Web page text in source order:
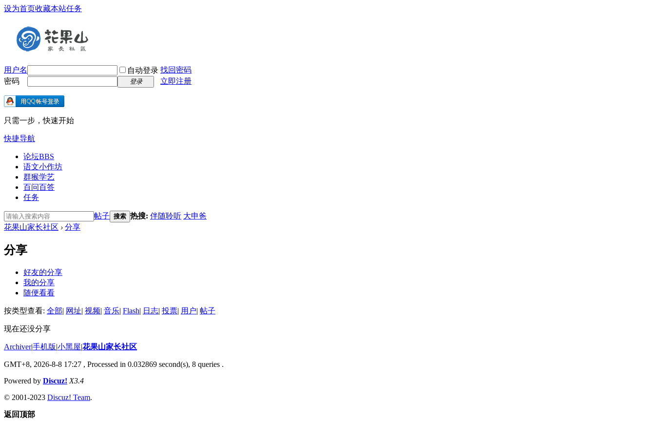
设为首页收藏本站任务
用户名 自动登录 找回密码
密码
登录 立即注册
只需一步，快速开始
快捷导航
论坛BBS
语文小作坊
群猴学艺
百问百答
任务
帖子 搜索 热搜: 伴随聆听 大申爸
花果山家长社区 › 分享
分享
好友的分享
我的分享
随便看看
按类型查看: 全部| 网址| 视频| 音乐| Flash| 日志| 投票| 用户| 帖子
现在还没分享
Archiver|手机版|小黑屋|花果山家长社区
GMT+8, 2026-8-8 17:27 , Processed in 0.032869 second(s), 8 queries .
Powered by Discuz! X3.4
© 2001-2023 Discuz! Team.
返回顶部